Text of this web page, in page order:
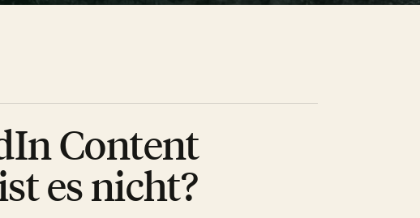
Content
es nicht?